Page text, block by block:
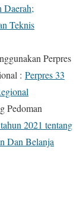
Daerah;
Teknis
Perpres
: Perpres 33
Pedoman
2021 tentang
Dan Belanja